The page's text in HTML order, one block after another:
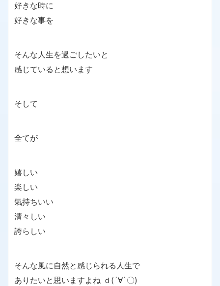
好きな時に
好きな事を
そんな人生を過ごしたいと
感じていると想います
そして
全てが
嬉しい
楽しい
氣持ちいい
清々しい
誇らしい
そんな風に自然と感じられる人生で
ありたいと思いますよね ｄ(´∀`〇)